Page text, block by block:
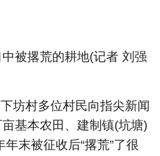
被撂荒的耕地(记者 刘强
坊村多位村民向指尖新闻
基本农田、建制镇(坑塘)
末被征收后“撂荒”了很